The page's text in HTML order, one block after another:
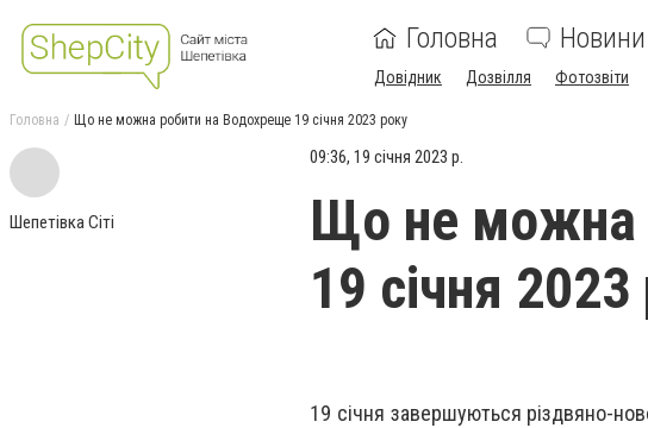
Головна Новини
Довідник Дозвілля Фотозвіти
Головна Що не можна робити на Водохреще 19 січня 2023 року
Шепетівка Сіті
09:36, 19 січня 2023 р.
Що не можна
19 січня
19 січня завершуються різдвяно-